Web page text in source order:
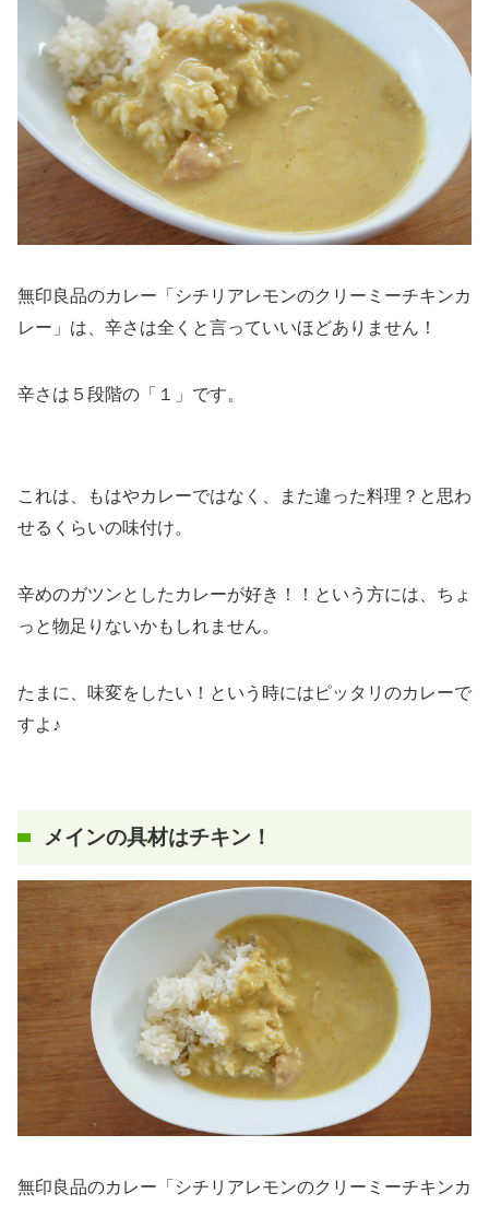
無印良品のカレー「シチリアレモンのクリーミーチキンカ
レー」は、辛さは全くと言っていいほどありません！
辛さは５段階の「１」です。
これは、もはやカレーではなく、また違った料理？と思わ
せるくらいの味付け。
辛めのガツンとしたカレーが好き！！という方には、ちょ
っと物足りないかもしれません。
たまに、味変をしたい！という時にはピッタリのカレーで
すよ♪
メインの具材はチキン！
無印良品のカレー「シチリアレモンのクリーミーチキンカ